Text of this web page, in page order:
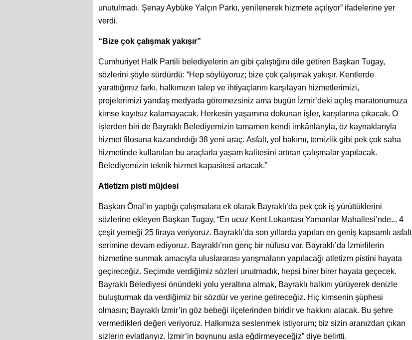
unutulmadı. Şenay Aybüke Yalçın Parkı, yenilenerek hizmete açılıyor” ifadelerine yer
verdi.
“Bize çok çalışmak yakışır”
Cumhuriyet Halk Partili belediyelerin arı gibi çalıştığını dile getiren Başkan Tugay,
sözlerini şöyle sürdürdü: “Hep söylüyoruz; bize çok çalışmak yakışır. Kentlerde
yarattığımız farkı, halkımızın talep ve ihtiyaçlarını karşılayan hizmetlerimizi,
projelerimizi yandaş medyada göremezsiniz ama bugün İzmir’deki açılış maratonumuza
kimse kayıtsız kalamayacak. Herkesin yaşamına dokunan işler, karşılarına çıkacak. O
işlerden biri de Bayraklı Belediyemizin tamamen kendi imkânlarıyla, öz kaynaklarıyla
hizmet filosuna kazandırdığı 38 yeni araç. Asfalt, yol bakımı, temizlik gibi pek çok saha
hizmetinde kullanılan bu araçlarla yaşam kalitesini artıran çalışmalar yapılacak.
Belediyemizin teknik hizmet kapasitesi artacak.”
Atletizm pisti müjdesi
Başkan Önal’ın yaptığı çalışmalara ek olarak Bayraklı’da pek çok iş yürüttüklerini
sözlerine ekleyen Başkan Tugay, “En ucuz Kent Lokantası Yamanlar Mahallesi’nde... 4
çeşit yemeği 25 liraya veriyoruz. Bayraklı’da son yıllarda yapılan en geniş kapsamlı asfalt
serimine devam ediyoruz. Bayraklı’nın genç bir nüfusu var. Bayraklı’da İzmirlilerin
hizmetine sunmak amacıyla uluslararası yarışmaların yapılacağı atletizm pistini hayata
geçireceğiz. Seçimde verdiğimiz sözleri unutmadık, hepsi birer birer hayata geçecek.
Bayraklı Belediyesi önündeki yolu yeraltına almak, Bayraklı halkını yürüyerek denizle
buluşturmak da verdiğimiz bir sözdür ve yerine getireceğiz. Hiç kimsenin şüphesi
olmasın; Bayraklı İzmir’in göz bebeği ilçelerinden biridir ve hakkını alacak. Bu şehre
vermedikleri değeri veriyoruz. Halkımıza seslenmek istiyorum; biz sizin aranızdan çıkan
sizlerin evlatlarıyız. İzmir’in boynunu asla eğdirmeyeceğiz” diye belirtti.